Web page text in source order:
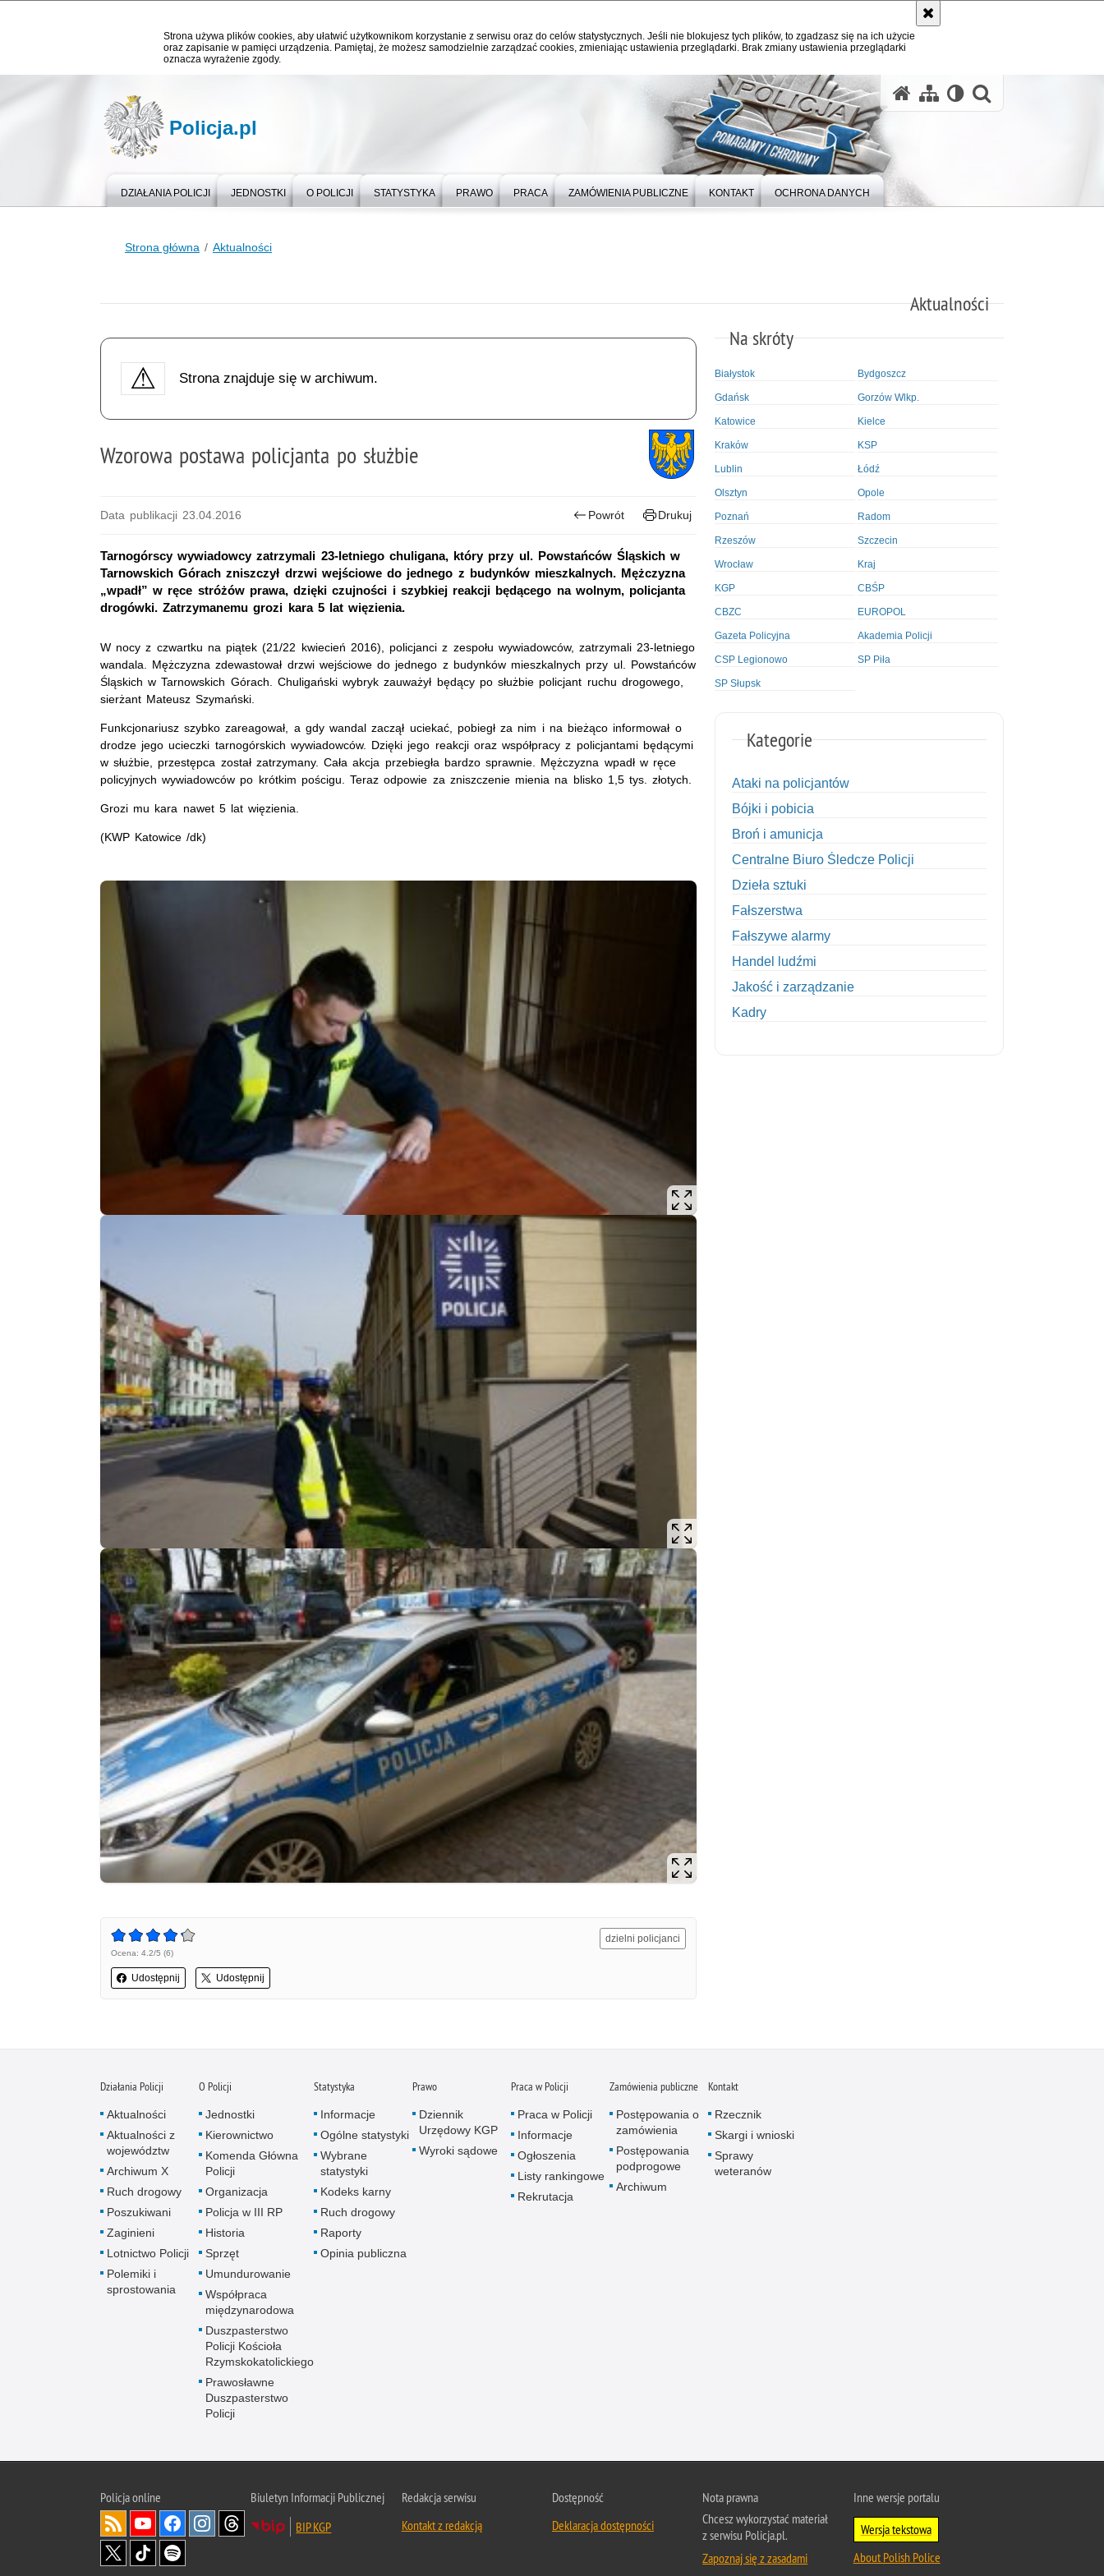
Strona używa plików cookies, aby ułatwić użytkownikom korzystanie z serwisu oraz do celów statystycznych. Jeśli nie blokujesz tych plików, to zgadzasz się na ich użycie
oraz zapisanie w pamięci urządzenia. Pamiętaj, że możesz samodzielnie zarządzać cookies, zmieniając ustawienia przeglądarki. Brak zmiany ustawienia przeglądarki
oznacza wyrażenie zgody.
Policja.pl
DZIAŁANIA POLICJI JEDNOSTKI O POLICJI STATYSTYKA PRAWO PRACA ZAMÓWIENIA PUBLICZNE KONTAKT OCHRONA DANYCH
Strona główna Aktualności
Aktualności
Strona znajduje się w archiwum.
Wzorowa postawa policjanta po służbie
Data publikacji 23.04.2016 Powrót Drukuj
Tarnogórscy wywiadowcy zatrzymali 23-letniego chuligana, który przy ul. Powstańców Śląskich w
Tarnowskich Górach zniszczył drzwi wejściowe do jednego z budynków mieszkalnych. Mężczyzna
„wpadł” w ręce stróżów prawa, dzięki czujności i szybkiej reakcji będącego na wolnym, policjanta
drogówki. Zatrzymanemu grozi kara 5 lat więzienia.
W nocy z czwartku na piątek (21/22 kwiecień 2016), policjanci z zespołu wywiadowców, zatrzymali 23-letniego
wandala. Mężczyzna zdewastował drzwi wejściowe do jednego z budynków mieszkalnych przy ul. Powstańców
Śląskich w Tarnowskich Górach. Chuligański wybryk zauważył będący po służbie policjant ruchu drogowego,
sierżant Mateusz Szymański.
Funkcjonariusz szybko zareagował, a gdy wandal zaczął uciekać, pobiegł za nim i na bieżąco informował o
drodze jego ucieczki tarnogórskich wywiadowców. Dzięki jego reakcji oraz współpracy z policjantami będącymi
w służbie, przestępca został zatrzymany. Cała akcja przebiegła bardzo sprawnie. Mężczyzna wpadł w ręce
policyjnych wywiadowców po krótkim pościgu. Teraz odpowie za zniszczenie mienia na blisko 1,5 tys. złotych.
Grozi mu kara nawet 5 lat więzienia.
(KWP Katowice /dk)
Ocena: 4.2/5 (6)
Udostępnij Udostępnij
dzielni policjanci
Na skróty
Białystok Bydgoszcz
Gdańsk Gorzów Wlkp.
Katowice Kielce
Kraków KSP
Lublin Łódź
Olsztyn Opole
Poznań Radom
Rzeszów Szczecin
Wrocław Kraj
KGP CBŚP
CBZC EUROPOL
Gazeta Policyjna Akademia Policji
CSP Legionowo SP Piła
SP Słupsk
Kategorie
Ataki na policjantów
Bójki i pobicia
Broń i amunicja
Centralne Biuro Śledcze Policji
Dzieła sztuki
Fałszerstwa
Fałszywe alarmy
Handel ludźmi
Jakość i zarządzanie
Kadry
Przestępczość gospodarcza
Przestępczość internetowa
Przestępczość komputerowa
Przestępczość kryminalna
Przestępczość ubezpieczeniowa
Przewinienia w Policji
Pseudokibice
Rozboje
Działania Policji
Aktualności
Aktualności z
województw
Archiwum X
Ruch drogowy
Poszukiwani
Zaginieni
Lotnictwo Policji
Polemiki i
sprostowania
O Policji
Jednostki
Kierownictwo
Komenda Główna
Policji
Organizacja
Policja w III RP
Historia
Sprzęt
Umundurowanie
Współpraca
międzynarodowa
Duszpasterstwo
Policji Kościoła
Rzymskokatolickiego
Prawosławne
Duszpasterstwo
Policji
Statystyka
Informacje
Ogólne statystyki
Wybrane
statystyki
Kodeks karny
Ruch drogowy
Raporty
Opinia publiczna
Prawo
Dziennik
Urzędowy KGP
Wyroki sądowe
Praca w Policji
Praca w Policji
Informacje
Ogłoszenia
Listy rankingowe
Rekrutacja
Zamówienia publiczne
Postępowania o
zamówienia
Postępowania
podprogowe
Archiwum
Kontakt
Rzecznik
Skargi i wnioski
Sprawy
weteranów
Policjaonline
Biuletyn Informacji Publicznej
BIP KGP
Redakcja serwisu
Kontakt z redakcją
Dostępność
Deklaracja dostępności
Nota prawna
Chcesz wykorzystać materiał
z serwisu Policja.pl.
Zapoznaj się z zasadami
Inne wersje portalu
Wersja tekstowa
About Polish Police